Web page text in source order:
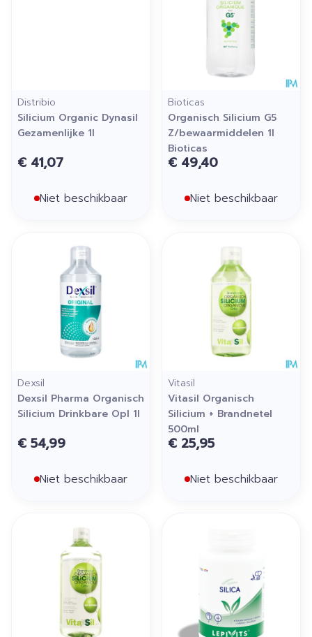
Distribio
Silicium Organic Dynasil
Gezamenlijke 1l
€ 41,07
Niet beschikbaar
Bioticas
Organisch Silicium G5
Z/bewaarmiddelen 1l
Bioticas
€ 49,40
Niet beschikbaar
Dexsil
Dexsil Pharma Organisch
Silicium Drinkbare Opl 1l
€ 54,99
Niet beschikbaar
Vitasil
Vitasil Organisch
Silicium + Brandnetel
500ml
€ 25,95
Niet beschikbaar